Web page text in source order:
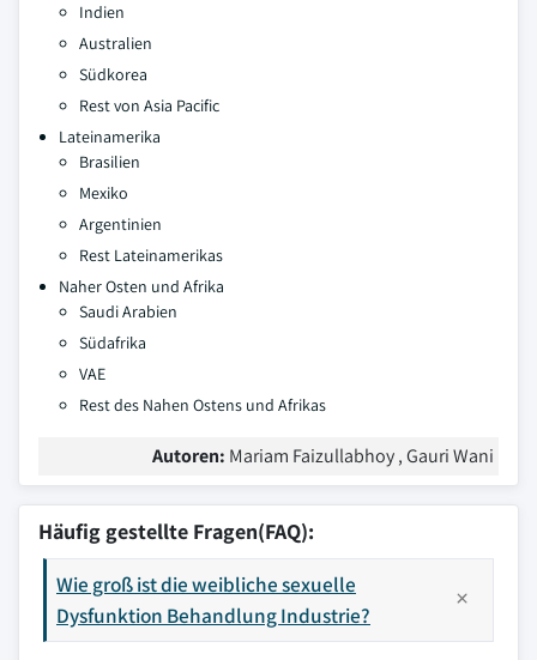
Indien
Australien
Südkorea
Rest von Asia Pacific
Lateinamerika
Brasilien
Mexiko
Argentinien
Rest Lateinamerikas
Naher Osten und Afrika
Saudi Arabien
Südafrika
VAE
Rest des Nahen Ostens und Afrikas
Autoren: Mariam Faizullabhoy , Gauri Wani
Häufig gestellte Fragen(FAQ):
Wie groß ist die weibliche sexuelle
Dysfunktion Behandlung Industrie?